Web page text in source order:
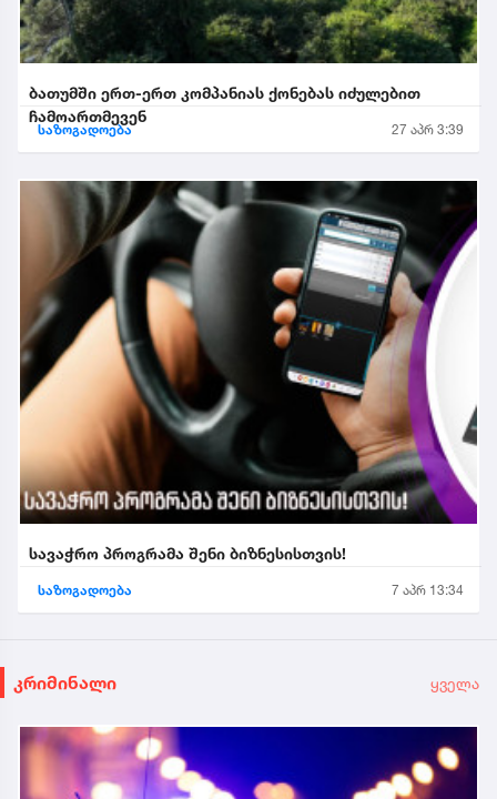
ბათუმში ერთ-ერთ კომპანიას ქონებას იძულებით
ჩამოართმევენ
საზოგადოება 27 აპრ 3:39
სავაჭრო პროგრამა შენი ბიზნესისთვის!
საზოგადოება 7 აპრ 13:34
კრიმინალი ყველა